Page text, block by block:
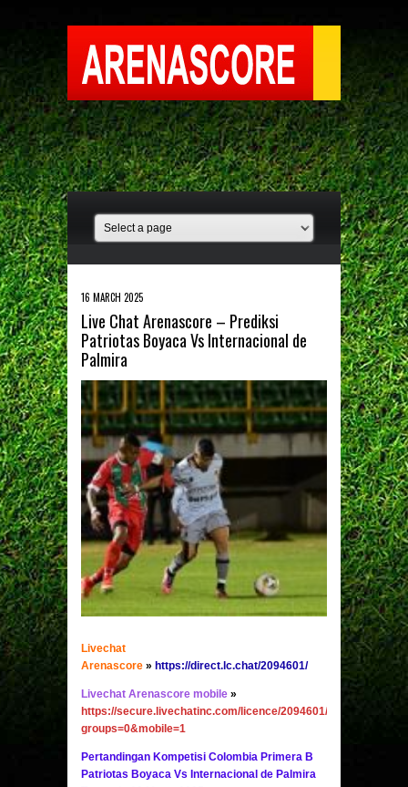
16 MARCH 2025
Live Chat Arenascore – Prediksi
Patriotas Boyaca Vs Internacional de
Palmira
Livechat
Arenascore » https://direct.lc.chat/2094601/
Livechat Arenascore mobile »
https://secure.livechatinc.com/licence/2094601/v2/
groups=0&mobile=1
Pertandingan Kompetisi Colombia Primera B
Patriotas Boyaca Vs Internacional de Palmira